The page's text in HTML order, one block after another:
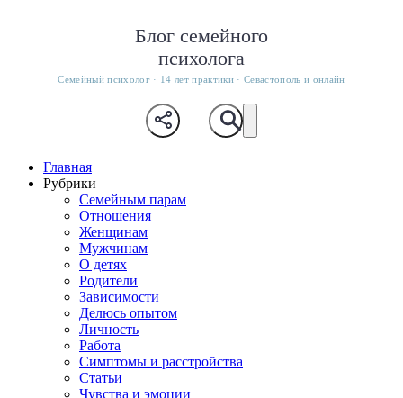
Блог семейного
психолога
Семейный психолог · 14 лет практики · Севастополь и онлайн
Главная
Рубрики
Семейным парам
Отношения
Женщинам
Мужчинам
О детях
Родители
Зависимости
Делюсь опытом
Личность
Работа
Симптомы и расстройства
Статьи
Чувства и эмоции